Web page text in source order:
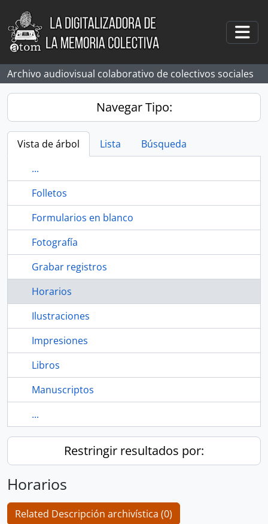
Skip to main content
Archivo audiovisual colaborativo de colectivos sociales
Navegar Tipo:
Vista de árbol Lista
Búsqueda
...
Folletos
Formularios en blanco
Fotografía
Grabar registros
Horarios
Ilustraciones
Impresiones
Libros
Manuscriptos
...
Restringir resultados por:
Horarios
Related Descripción archivística (0)